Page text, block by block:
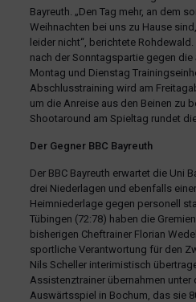
Bayreuth. „Den Tag mehr, an dem
Weihnachten bei uns zu Hause
leider nicht“, berichtete
nach der Sonntagspartie gegen die
Montag und Dienstag
Abschlusstraining wird am
um die Anreise aus den Beinen zu
Shootaround am Spieltag rundet
Der Gegner BBC Bayreuth
Der BBC Bayreuth erwartet die Uni
drei Niederlagen und ebenfalls
Heimniederlage gegen personell
Tübingen (72:78) haben die
bisherigen Cheftrainer Florian
sportliche Verantwortung für den
Nils Scheller interimistisch
Assistenztrainer übernahmen unter
Auswärtsspiel in Bochum, das sie